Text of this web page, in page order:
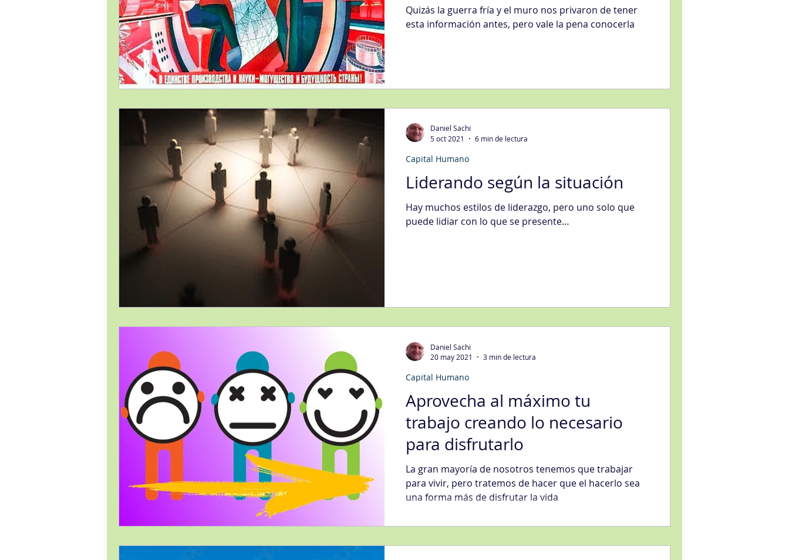
Quizás la guerra fría y el muro nos privaron de tener
esta información antes, pero vale la pena conocerla
Liderando según la situación
Hay muchos estilos de liderazgo, pero uno solo que
puede lidiar con lo que se presente…
Capital Humano
Daniel Sachi
5 oct 2021
6 min de lectura
Aprovecha al máximo tu
trabajo creando lo necesario
para disfrutarlo
La gran mayoría de nosotros tenemos que trabajar
para vivir, pero tratemos de hacer que el hacerlo sea
una forma más de disfrutar la vida
Capital Humano
Daniel Sachi
20 may 2021
3 min de lectura